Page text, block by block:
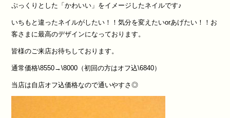
ぷっくりとした「かわいい」をイメージしたネイルです♪
いちもと違ったネイルがしたい！！気分を変えたいorあげたい！！お
客さまに最高のデザインになっております。
皆様のご来店お待ちしております。
通常価格\8550→\8000（初回の方はオフ込\6840）
当店は自店オフ込価格なので通いやすさ◎